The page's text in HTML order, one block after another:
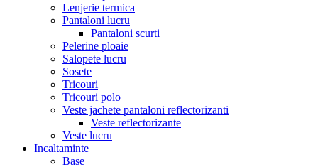
Lenjerie termica
Pantaloni lucru
Pantaloni scurti
Pelerine ploaie
Salopete lucru
Sosete
Tricouri
Tricouri polo
Veste jachete pantaloni reflectorizanti
Veste reflectorizante
Veste lucru
Incaltaminte
Base